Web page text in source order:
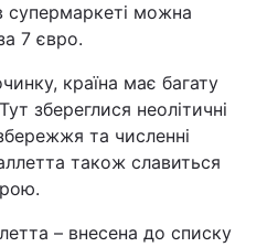
супермаркеті можна
7 євро.
країна має багату
збереглися неолітичні
та численні
також славиться
– внесена до списку